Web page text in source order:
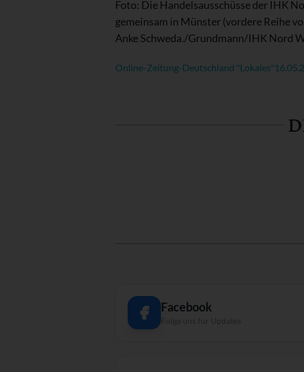
Foto: Die Handelsausschüsse der IHK
gemeinsam in Münster (vordere Reihe
Anke Schweda./Grundmann/IHK Nord
Online-Zeitung-Deutschland "Lokales"
Facebook
Folge uns für Updates